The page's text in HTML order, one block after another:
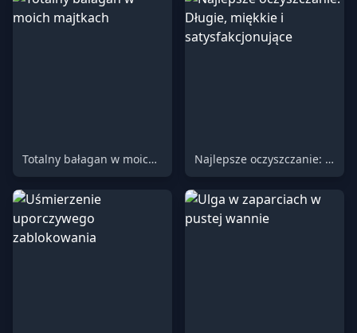
Totalny bałagan w moich majtkach Najlepsze oczyszczanie: Długie, miękkie i satysfakcjonujące